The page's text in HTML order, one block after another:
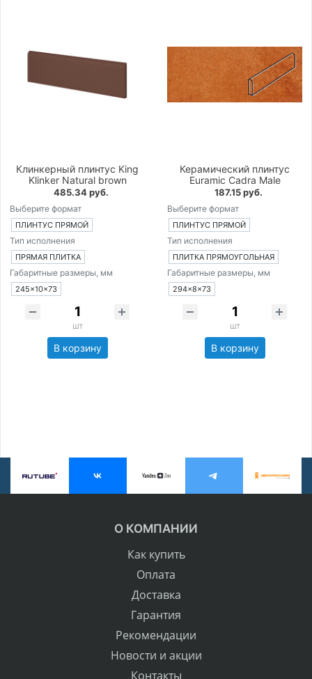
Клинкерный плинтус King
Klinker Natural brown
485.34 руб.
Выберите формат
ПЛИНТУС ПРЯМОЙ
Тип исполнения
ПРЯМАЯ ПЛИТКА
Габаритные размеры, мм
245×10×73
шт
В корзину
Керамический плинтус
Euramic Cadra Male
187.15 руб.
Выберите формат
ПЛИНТУС ПРЯМОЙ
Тип исполнения
ПЛИТКА ПРЯМОУГОЛЬНАЯ
Габаритные размеры, мм
294×8×73
шт
В корзину
О КОМПАНИИ
Как купить
Оплата
Доставка
Гарантия
Рекомендации
Новости и акции
Контакты